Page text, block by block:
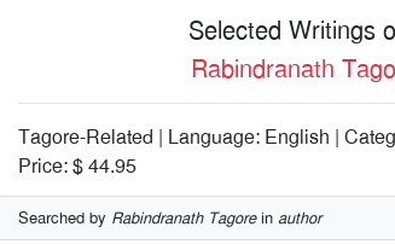
Selected Writings
Rabindranath
Tagore-Related | Language: English |
Price: $ 44.95
Searched by Rabindranath Tagorein author